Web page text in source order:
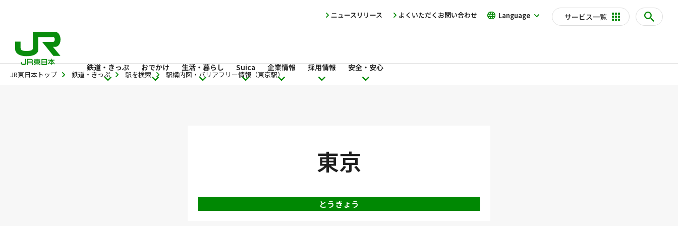
サービス一覧
鉄道・きっぷ おでかけ 生活・暮らし Suica 企業情報 採用情報 安全・安心
Language
よくいただくお問い合わせ
ニュースリリース
JR東日本トップ 鉄道・きっぷ 駅を検索 駅構内図・バリアフリー情報（東京駅）
東京
とうきょう